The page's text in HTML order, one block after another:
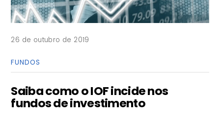
26 de outubro de 2019
FUNDOS
Saiba como o IOF incide nos
fundos de investimento